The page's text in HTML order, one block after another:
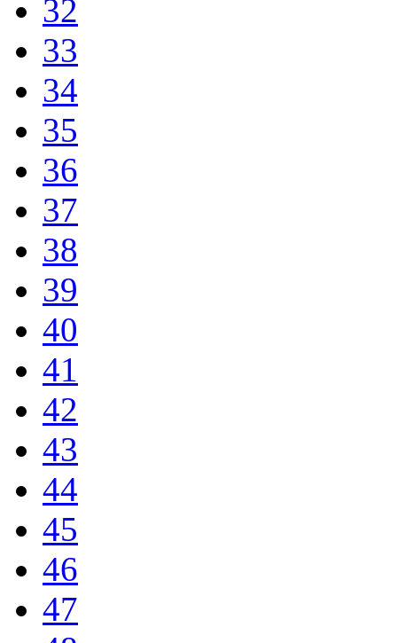
32
33
34
35
36
37
38
39
40
41
42
43
44
45
46
47